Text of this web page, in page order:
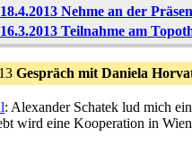
18.4.2013 Nehme an der
16.3.2013 Teilnahme am
Gespräch mit Daniela
: Alexander Schatek lud mich
wird eine Kooperation in